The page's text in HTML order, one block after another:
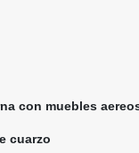
con muebles
cuarzo